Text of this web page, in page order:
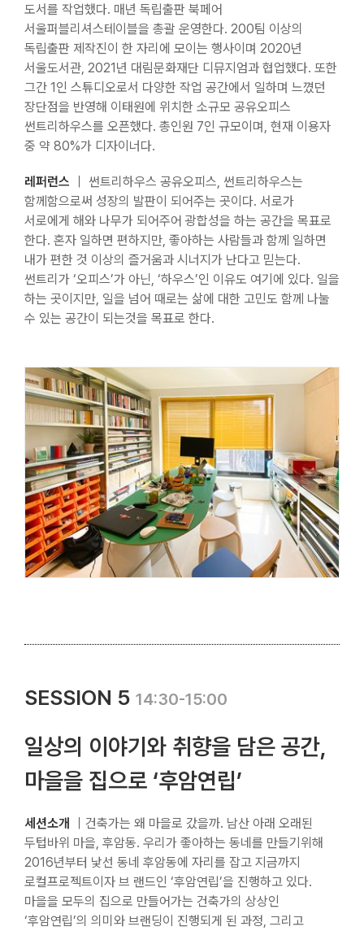
도서를 작업했다. 매년 독립출판 북페어
서울퍼블리셔스테이블을 총괄 운영한다. 200팀 이상의
독립출판 제작진이 한 자리에 모이는 행사이며 2020년
서울도서관, 2021년 대림문화재단 디뮤지엄과 협업했다. 또한
그간 1인 스튜디오로서 다양한 작업 공간에서 일하며 느꼈던
장단점을 반영해 이태원에 위치한 소규모 공유오피스
썬트리하우스를 오픈했다. 총인원 7인 규모이며, 현재 이용자
중 약 80%가 디자이너다.
레퍼런스 ｜ 썬트리하우스 공유오피스, 썬트리하우스는
함께함으로써 성장의 발판이 되어주는 곳이다. 서로가
서로에게 해와 나무가 되어주어 광합성을 하는 공간을 목표로
한다. 혼자 일하면 편하지만, 좋아하는 사람들과 함께 일하면
내가 편한 것 이상의 즐거움과 시너지가 난다고 믿는다.
썬트리가 ‘오피스’가 아닌, ‘하우스’인 이유도 여기에 있다. 일을
하는 곳이지만, 일을 넘어 때로는 삶에 대한 고민도 함께 나눌
수 있는 공간이 되는것을 목표로 한다.
SESSION 5 14:30-15:00
일상의 이야기와 취향을 담은 공간,
마을을 집으로 ‘후암연립’
세션소개 ｜건축가는 왜 마을로 갔을까. 남산 아래 오래된
두텁바위 마을, 후암동. 우리가 좋아하는 동네를 만들기위해
2016년부터 낯선 동네 후암동에 자리를 잡고 지금까지
로컬프로젝트이자 브 랜드인 ‘후암연립’을 진행하고 있다.
마을을 모두의 집으로 만들어가는 건축가의 상상인
‘후암연립’의 의미와 브랜딩이 진행되게 된 과정, 그리고